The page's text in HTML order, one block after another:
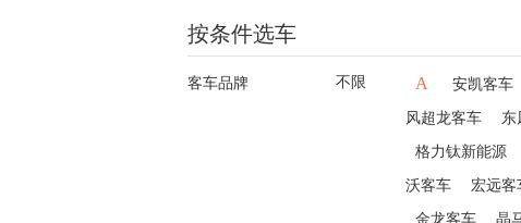
按条件选车
客车品牌 不限 A 安凯客车
风超龙客车 东
格力钛新能源
沃客车 宏远客
金龙客车 晶